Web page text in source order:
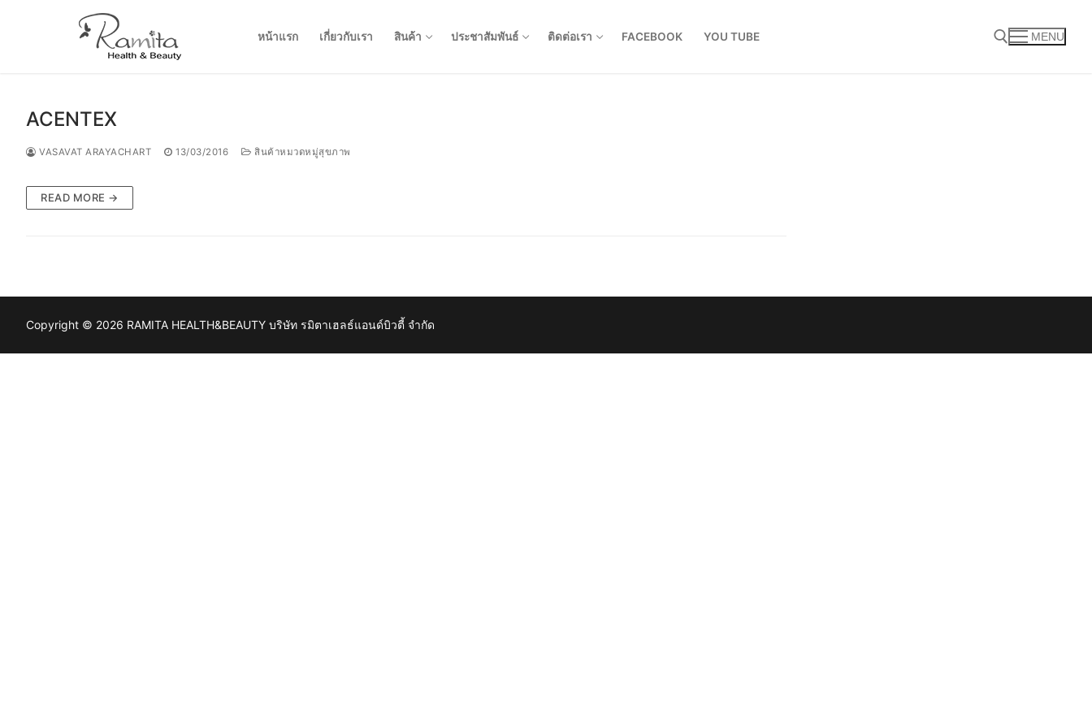
หน้าแรก เกี่ยวกับเรา สินค้า ประชาสัมพันธ์ ติดต่อเรา FACEBOOK YOU TUBE MENU
ACENTEX
VASAVAT ARAYACHART 13/03/2016 สินค้าหมวดหมู่สุขภาพ
READ MORE →
Copyright © 2026 RAMITA HEALTH&BEAUTY บริษัท รมิตาเฮลธ์แอนด์บิวตี้ จำกัด